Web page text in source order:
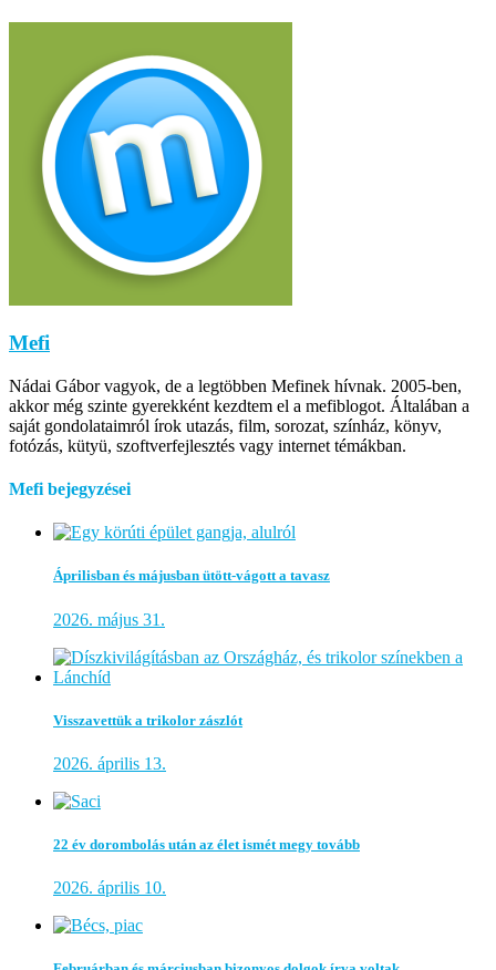
Mefi
Nádai Gábor vagyok, de a legtöbben Mefinek hívnak. 2005-ben,
akkor még szinte gyerekként kezdtem el a mefiblogot. Általában a
saját gondolataimról írok utazás, film, sorozat, színház, könyv,
fotózás, kütyü, szoftverfejlesztés vagy internet témákban.
Mefi bejegyzései
Áprilisban és májusban ütött-vágott a tavasz
2026. május 31.
Visszavettük a trikolor zászlót
2026. április 13.
22 év dorombolás után az élet ismét megy tovább
2026. április 10.